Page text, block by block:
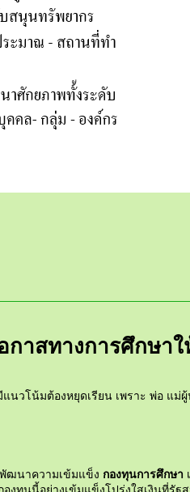
าสทางการศึกษาใ
วโน้มต้องหยุดเรียน เพราะ พ่อ แม่ผู้
ฒนาความเข้มแข็ง กองทุนการศึกษา